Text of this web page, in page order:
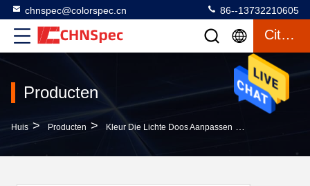
chnspec@colorspec.cn 86--13732210605
Citaat
Producten
Huis > Producten > Kleur Die Lichte Doos Aanpassen >